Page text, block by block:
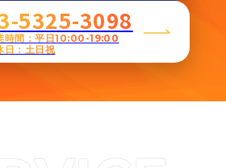
5325-3098
時間：平日10:00-19:00
日：土日祝